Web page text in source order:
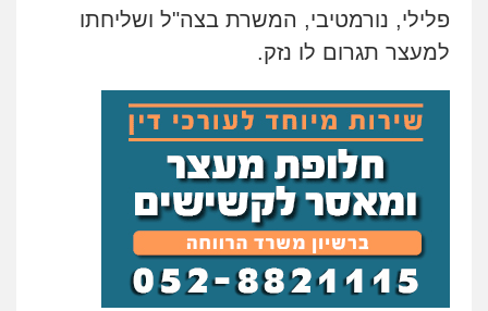
פלילי, נורמטיבי, המשרת בצה"ל ושליחתו
למעצר תגרום לו נזק.